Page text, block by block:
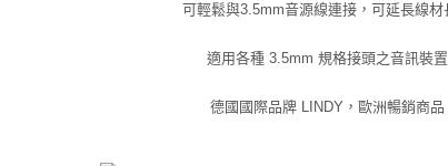
可輕鬆與3.5mm音源線連接，可延長線材
適用各種 3.5mm 規格接頭之音訊裝置
德國國際品牌 LINDY，歐洲暢銷商品